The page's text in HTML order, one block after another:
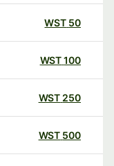
50
WST
100
WST
250
WST
500
WST